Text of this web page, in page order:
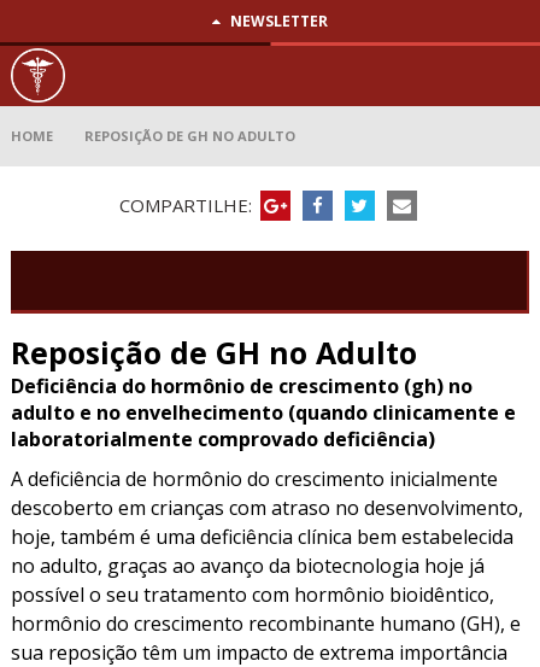
NEWSLETTER
Reposição
de GH no
Adulto
HOME REPOSIÇÃO DE GH NO ADULTO
COMPARTILHE:
Reposição de GH no Adulto
Deficiência do hormônio de crescimento (gh) no
adulto e no envelhecimento (quando clinicamente e
laboratorialmente comprovado deficiência)
A deficiência de hormônio do crescimento inicialmente
descoberto em crianças com atraso no desenvolvimento,
hoje, também é uma deficiência clínica bem estabelecida
no adulto, graças ao avanço da biotecnologia hoje já
possível o seu tratamento com hormônio bioidêntico,
hormônio do crescimento recombinante humano (GH), e
sua reposição têm um impacto de extrema importância